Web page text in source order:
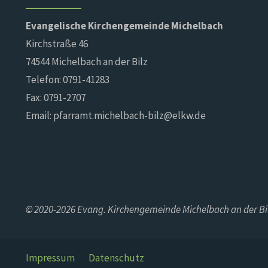
Evangelische Kirchengemeinde Michelbach
Kirchstraße 46
74544 Michelbach an der Bilz
Telefon: 0791-41283
Fax: 0791-2707
Email: pfarramt.michelbach-bilz@elkw.de
© 2020-2026 Evang. Kirchengemeinde Michelbach an der
Impressum Datenschutz